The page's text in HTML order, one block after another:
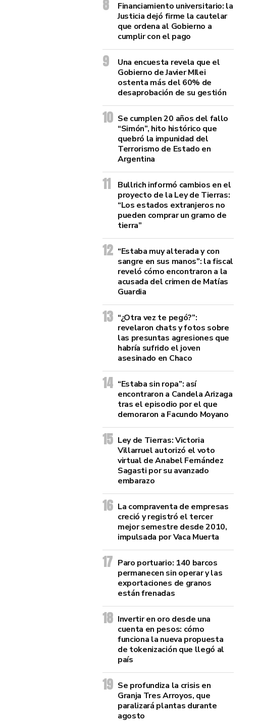
Financiamiento universitario: la
Justicia dejó firme la cautelar
que ordena al Gobierno a
cumplir con el pago
Una encuesta revela que el
Gobierno de Javier MIlei
ostenta más del 60% de
desaprobación de su gestión
Se cumplen 20 años del fallo
“Simón”, hito histórico que
quebró la impunidad del
Terrorismo de Estado en
Argentina
Bullrich informó cambios en el
proyecto de la Ley de Tierras:
“Los estados extranjeros no
pueden comprar un gramo de
tierra”
“Estaba muy alterada y con
sangre en sus manos”: la fiscal
reveló cómo encontraron a la
acusada del crimen de Matías
Guardia
“¿Otra vez te pegó?”:
revelaron chats y fotos sobre
las presuntas agresiones que
habría sufrido el joven
asesinado en Chaco
“Estaba sin ropa”: así
encontraron a Candela Arizaga
tras el episodio por el que
demoraron a Facundo Moyano
Ley de Tierras: Victoria
Villarruel autorizó el voto
virtual de Anabel Fernández
Sagasti por su avanzado
embarazo
La compraventa de empresas
creció y registró el tercer
mejor semestre desde 2010,
impulsada por Vaca Muerta
Paro portuario: 140 barcos
permanecen sin operar y las
exportaciones de granos
están frenadas
Invertir en oro desde una
cuenta en pesos: cómo
funciona la nueva propuesta
de tokenización que llegó al
país
Se profundiza la crisis en
Granja Tres Arroyos, que
paralizará plantas durante
agosto